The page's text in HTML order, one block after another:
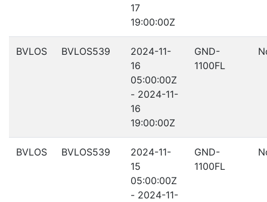
17
19:00:00Z
BVLOS BVLOS539
2024-11-
16
05:00:00Z
- 2024-11-
16
19:00:00Z
GND-
1100FL
BVLOS BVLOS539
2024-11-
15
05:00:00Z
- 2024-11-
GND-
1100FL